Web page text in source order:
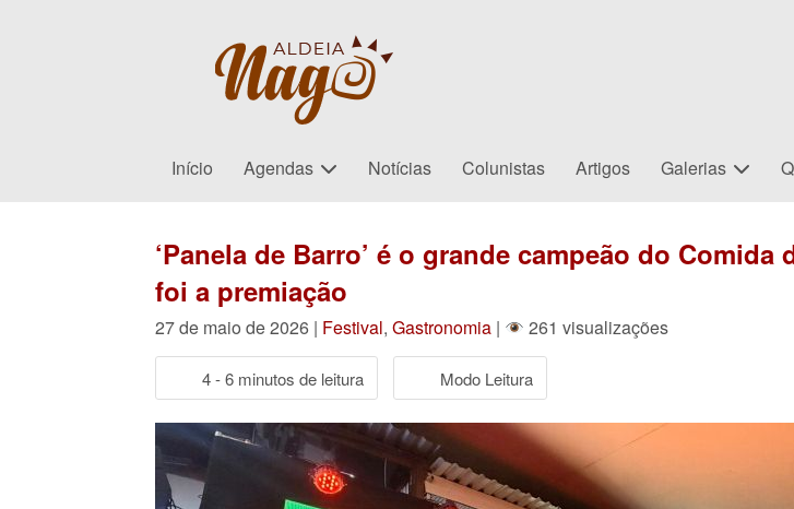
Início Agendas Notícias Colunistas Artigos Galerias
‘Panela de Barro’ é o grande campeão do
foi a premiação
27 de maio de 2026 | Festival, Gastronomia | 261 visualizações
4 - 6 minutos de leitura Modo Leitura